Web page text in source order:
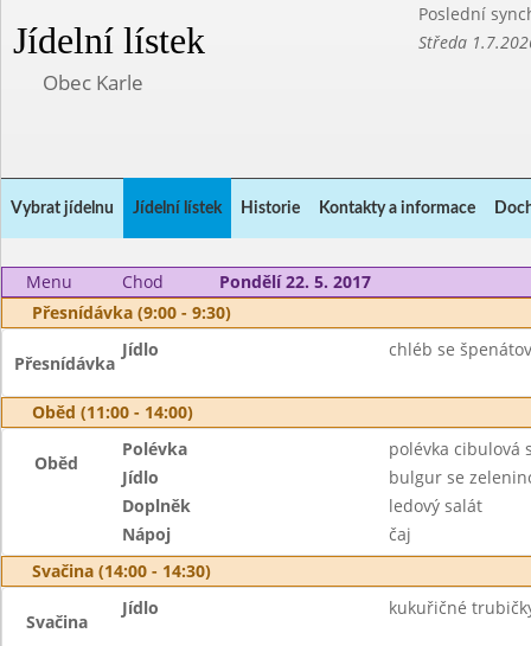
Jídelní lístek
Poslední
Středa
Obec Karle
Vybrat jídelnu Jídelní lístek Historie Kontakty a informace
Menu Chod
Pondělí 22. 5. 2017
Přesnídávka (9:00 - 9:30)
Přesnídávka
Jídlo chléb se
Oběd (11:00 - 14:00)
Oběd
Polévka
polévka cibulová
Jídlo
bulgur se
Doplněk
ledový salát
Nápoj
čaj
Svačina (14:00 - 14:30)
Svačina
Jídlo kukuřičné